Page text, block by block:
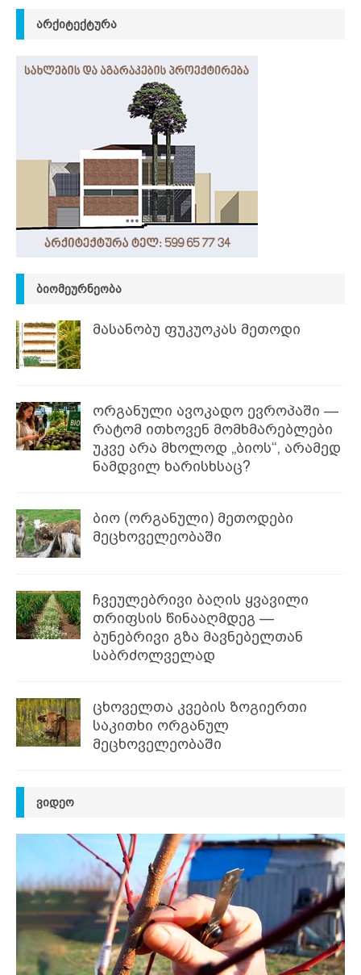
ᲐᲠᲥᲘᲢᲔᲥᲢᲣᲠᲐ
ᲑᲘᲝᲛᲔᲣᲠᲜᲔᲝᲑᲐ
მასანობუ ფუკუოკას მეთოდი
ორგანული ავოკადო ევროპაში —
რატომ ითხოვენ მომხმარებლები
უკვე არა მხოლოდ „ბიოს“, არამედ
ნამდვილ ხარისხსაც?
ბიო (ორგანული) მეთოდები
მეცხოველეობაში
ჩვეულებრივი ბაღის ყვავილი
თრიფსის წინააღმდეგ —
ბუნებრივი გზა მავნებელთან
საბრძოლველად
ცხოველთა კვების ზოგიერთი
საკითხი ორგანულ
მეცხოველეობაში
ᲕᲘᲓᲔᲝ